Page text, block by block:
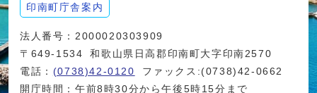
印南町庁舎案内
法人番号：2000020303909
〒649-1534
和歌山県日高郡印南町大字印南2570
電話： (0738)42-0120
ファックス:(0738)42-0662
開庁時間：午前8時30分から午後5時15分まで